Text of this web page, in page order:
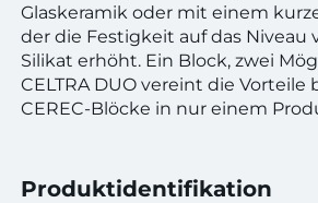
Glaskeramik oder mit einem
der die Festigkeit auf das Niveau
Silikat erhöht. Ein Block, zwei
CELTRA DUO vereint die Vorteile
CEREC-Blöcke in nur einem
Produktidentifikation